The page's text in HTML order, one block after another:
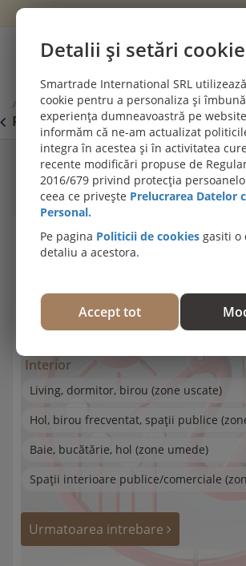
Acasă Ajută-mă să aleg
PROMOȚII DE IULIE! PARCHET SPC SI
secțiunea de pardoseli SPC SI LVT
Răspunde la câteva întrebări și
produsele potrivite pentru
Unde vei folosi
Terasă, grădină, piscină, balcon (trafic
Terasă, grădină, piscină, balcon, zone
intens)
Interior
Living, dormitor, birou (zone uscate)
Hol, birou frecventat, spații publice
Baie, bucătărie, hol (zone umede)
Spații interioare publice/comerciale
Urmatoarea intrebare
Detalii și setări
Smartrade International SRL
cookie pentru a personaliza și
experiența dumneavoastră pe
informăm că ne-am actualizat
integra în acestea și în activitatea
recente modificări propuse de
2016/679 privind protecția
ceea ce privește Prelucrarea Datelor
Personal.
Pe pagina Politicii de cookies gasiti o
detaliu a acestora.
Accept tot